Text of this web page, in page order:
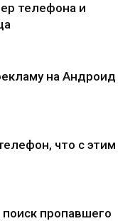
телефона и
на Андроид
что с этим
пропавшего